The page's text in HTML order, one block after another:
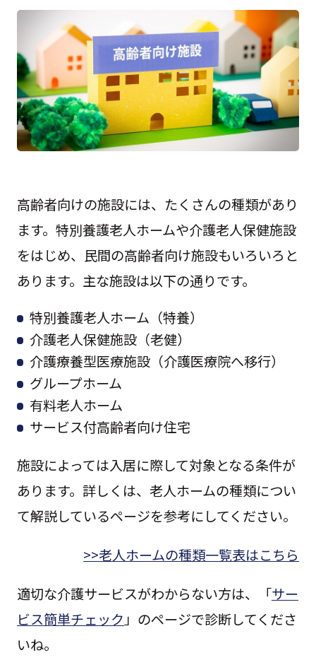
高齢者向けの施設には、たくさんの種類があり
ます。特別養護老人ホームや介護老人保健施設
をはじめ、民間の高齢者向け施設もいろいろと
あります。主な施設は以下の通りです。
特別養護老人ホーム（特養）
介護老人保健施設（老健）
介護療養型医療施設（介護医療院へ移行）
グループホーム
有料老人ホーム
サービス付高齢者向け住宅
施設によっては入居に際して対象となる条件が
あります。詳しくは、老人ホームの種類につい
て解説しているページを参考にしてください。
>>老人ホームの種類一覧表はこちら
適切な介護サービスがわからない方は、「サー
ビス簡単チェック」のページで診断してくださ
いね。